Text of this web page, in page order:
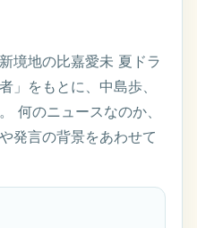
境地の比嘉愛未 夏ドラ
」をもとに、中島歩、
何のニュースなのか、
発言の背景をあわせて